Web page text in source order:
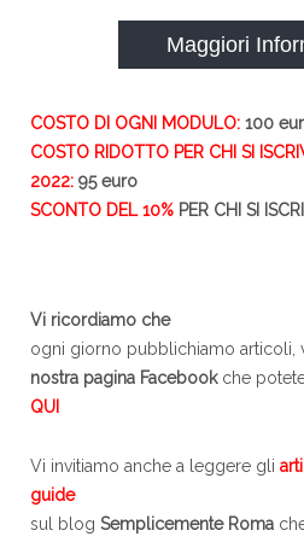
Maggiori
COSTO DI OGNI MODULO: 100
COSTO RIDOTTO PER CHI SI
2022: 95 euro
SCONTO DEL 10% PER CHI SI
Vi ricordiamo che
ogni giorno pubblichiamo articoli,
nostra pagina Facebookche
QUI
Vi invitiamo anche a leggere gli
guide
sul blog Semplicemente Roma